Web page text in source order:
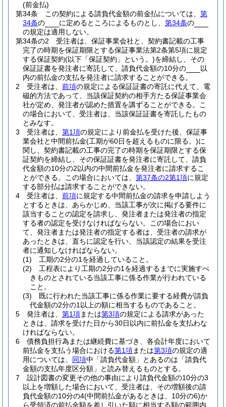
(前金払)
第34条
この契約による請負代金額の前金払については、 第
34条の に定めるところによるものとし、 第34条の
の規定は適用しない。
第34条の2
受注者は、保証事業会社と、契約書記載の工事
完了の時期を保証期限とする保証事業法第2条第5項に規定
する保証契約(以下「保証契約」という。)を締結し、その
保証証書を発注者に寄託して、請負代金額の10分の
以
内の前払金の支払を発注者に請求することができる。
2
受注者は、 前項の規定による保証証書の寄託に代えて、電
磁的方法であって、当該保証契約の相手方たる保証事業会
社が定め、発注者が認めた措置を講ずることができる。
こ
の場合において、受注者は、当該保証証書を寄託したもの
とみなす。
3
受注者は、 第1項の規定により前金払を受けた後、保証事
業会社と中間前払金(工期が60日を超えるものに限る。)に
関し、契約書記載の工事の完了の時期を保証期限とする保
証契約を締結し、その保証証書を発注者に寄託して、請負
代金額の10分の2以内の中間前払金を発注者に請求するこ
とができる。
この場合においては、 第37条の2第1項に規定
する部分払は請求することができない。
4
受注者は、 前項に規定する中間前払金の請求を申請しよう
とするときは、あらかじめ、当該工事が次に掲げる要件に
該当することの認定を請求し、発注者または発注者の指定
する者の認定を受けなければならない。
この場合におい
て、発注者または発注者の指定する者は、受注者の請求が
あったときは、直ちに認定を行い、当該認定の結果を受注
者に通知しなければならない。
(1)
工期の2分の1を経過していること。
(2)
工程表により工期の2分の1を経過するまでに実施すべ
きものとされている当該工事に係る作業が行われている
こと。
(3)
既に行われた当該工事に係る作業に要する経費が請負
代金額の2分の1以上の額に相当するものであること。
5
発注者は、 第1項または第3項の規定による請求があった
ときは、請求を受けた日から30日以内に前払金を支払わな
ければならない。
6
債務負担行為または継続費に基づき、各会計年度において
前払金を支払う場合における第1項または第3項の規定の適
用については、 同項中「請負代金額」とあるのは「請負代
金額の支払年度区分額」と読み替えるものとする。
7
設計図書の変更その他の事由により請負代金額の10分の3
以上を増額した場合において、受注者は、その増額後の請
負代金額の10分の4(中間前払金があるときは、10分の6)か
ら受領済の前払金額を差し引いた額に相当する額の範囲内